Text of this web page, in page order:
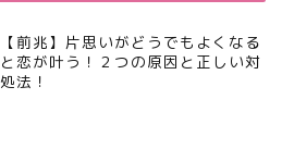
【前兆】片思いがどうでもよくなる
と恋が叶う！２つの原因と正しい対
処法！